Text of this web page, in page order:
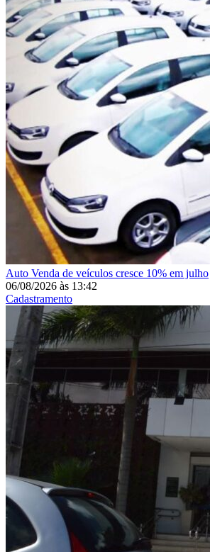
Auto Venda de veículos cresce 10% em julho
06/08/2026 às 13:42
Cadastramento